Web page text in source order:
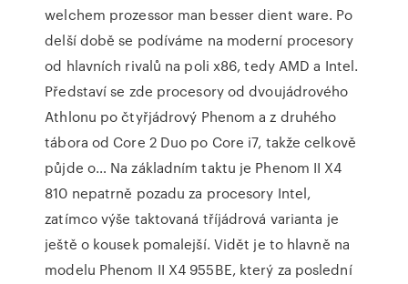
welchem prozessor man besser dient ware. Po
delší době se podíváme na moderní procesory
od hlavních rivalů na poli x86, tedy AMD a Intel.
Představí se zde procesory od dvoujádrového
Athlonu po čtyřjádrový Phenom a z druhého
tábora od Core 2 Duo po Core i7, takže celkově
půjde o… Na základním taktu je Phenom II X4
810 nepatrně pozadu za procesory Intel,
zatímco výše taktovaná tříjádrová varianta je
ještě o kousek pomalejší. Vidět je to hlavně na
modelu Phenom II X4 955BE, který za poslední